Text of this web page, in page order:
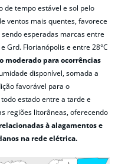
de tempo estável e sol pelo
ventos mais quentes, favorece
esperadas marcas entre
Grd. Florianópolis e entre 28°C
moderado para ocorrências
disponível, somada a
favorável para o
estado entre a tarde e
regiões litorâneas, oferecendo
à alagamentos e
na rede elétrica.